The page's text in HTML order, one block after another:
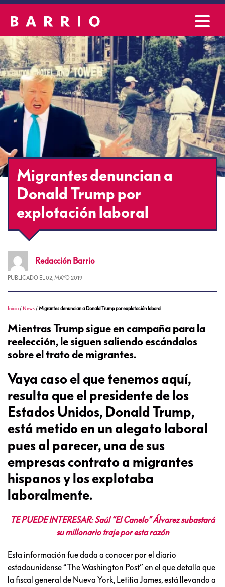
Migrantes denuncian a
Donald Trump por
explotación laboral
Redacción Barrio
PUBLICADO EL 02, MAYO 2019
Inicio / News /Migrantes denuncian a Donald Trump por explotación laboral
Mientras Trump sigue en campaña para la
reelección, le siguen saliendo escándalos
sobre el trato de migrantes.
Vaya caso el que tenemos aquí,
resulta que el presidente de los
Estados Unidos, Donald Trump,
está metido en un alegato laboral
pues al parecer, una de sus
empresas contrato a migrantes
hispanos y los explotaba
laboralmente.
TE PUEDE INTERESAR: Saúl “El Canelo” Álvarez subastará
su millonario traje por esta razón
Esta información fue dada a conocer por el diario
estadounidense “The Washington Post” en el que detalla que
la fiscal general de Nueva York, Letitia James, está llevando a